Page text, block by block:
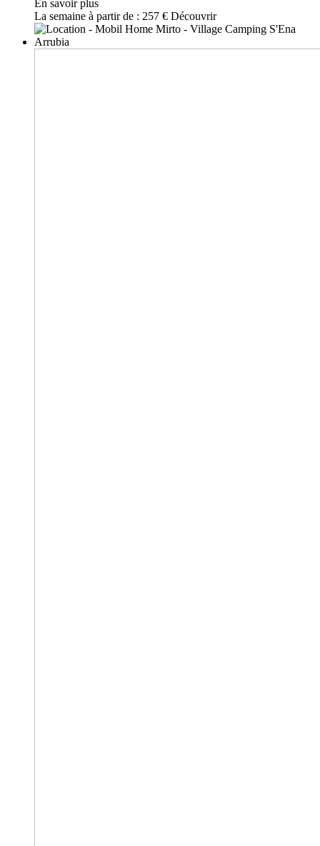
En savoir plus
La semaine à partir de : 257 € Découvrir